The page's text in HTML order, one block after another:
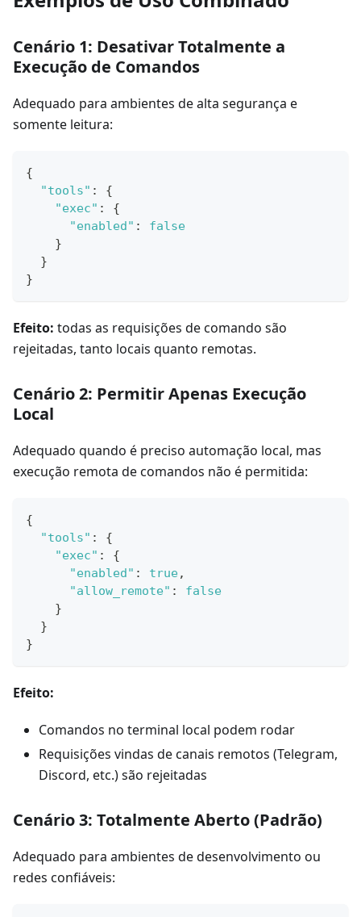
Cenário 1: Desativar Totalmente a
Execução de Comandos
Adequado para ambientes de alta segurança e
somente leitura:
{
"tools" :
{
"exec" :
{
"enabled" :
false
}
}
}
Efeito: todas as requisições de comando são
rejeitadas, tanto locais quanto remotas.
Cenário 2: Permitir Apenas Execução
Local
Adequado quando é preciso automação local, mas
execução remota de comandos não é permitida:
{
"tools" :
{
"exec" :
{
"enabled" : true,
"allow_remote" :
false
}
}
}
Efeito:
Comandos no terminal local podem rodar
Requisições vindas de canais remotos (Telegram,
Discord, etc.) são rejeitadas
Cenário 3: Totalmente Aberto (Padrão)
Adequado para ambientes de desenvolvimento ou
redes confiáveis: